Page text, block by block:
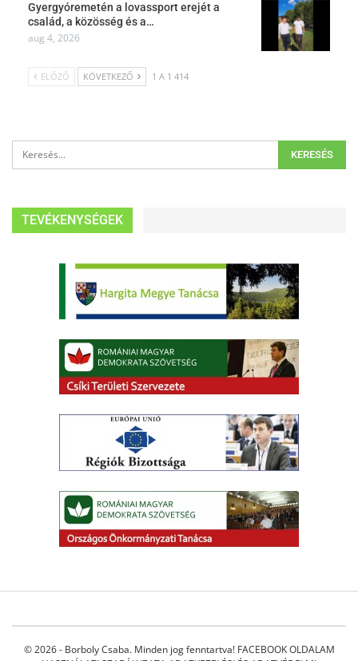
Gyergyóremetén a lovassport erejét a
család, a közösség és a…
aug 4, 2026
ELŐZŐ KÖVETKEZŐ 1 A 1 414
TEVÉKENYSÉGEK
© 2026 - Borboly Csaba. Minden jog fenntartva! FACEBOOK OLDALAM